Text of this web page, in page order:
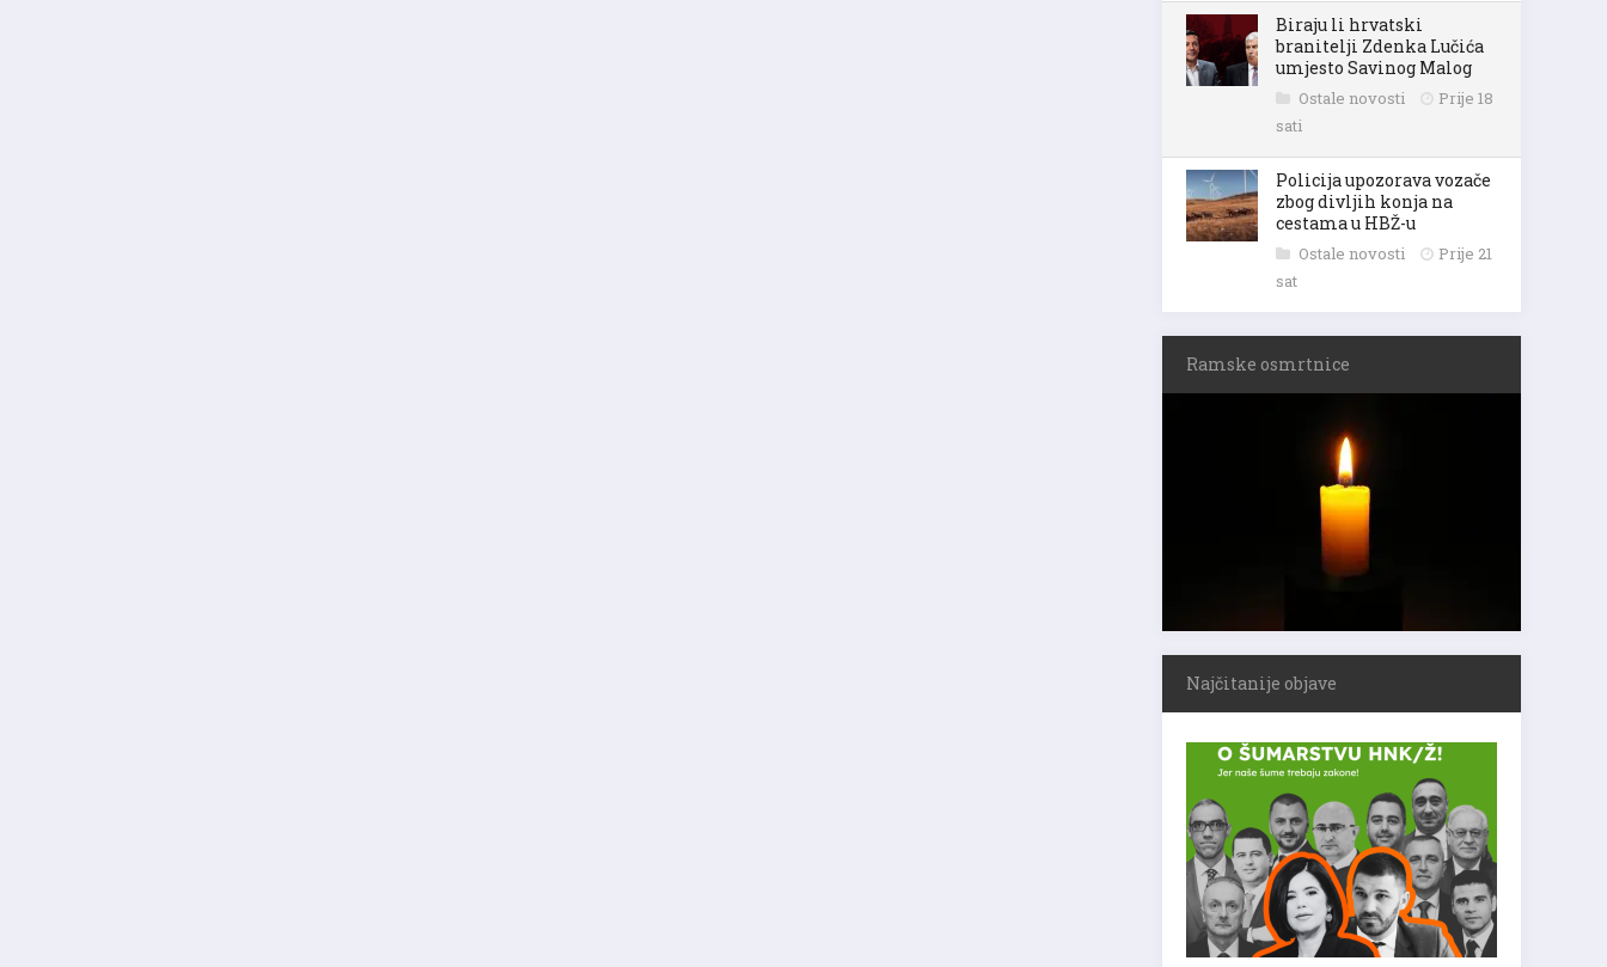
Biraju li hrvatski
branitelji Zdenka Lučića
umjesto Savinog Malog
Ostale novosti
Prije 18
sati
Policija upozorava vozače
zbog divljih konja na
cestama u HBŽ-u
Ostale novosti
Prije 21
sat
Ramske osmrtnice
Najčitanije objave